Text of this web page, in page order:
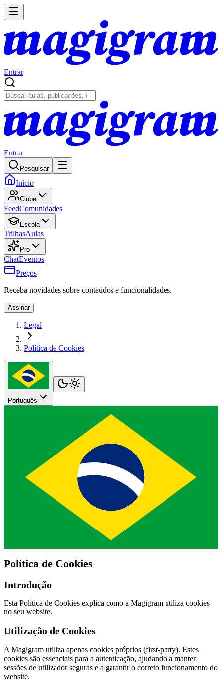
Entrar
Entrar
Pesquisar
Início
Clube
FeedComunidades
Escola
TrilhasAulas
Pro
ChatEventos
Preços
Receba novidades sobre conteúdos e funcionalidades.
Assinar
Legal
Política de Cookies
Português
Política de Cookies
Introdução
Esta Política de Cookies explica como a Magigram utiliza cookies
no seu website.
Utilização de Cookies
A Magigram utiliza apenas cookies próprios (first-party). Estes
cookies são essenciais para a autenticação, ajudando a manter
sessões de utilizador seguras e a garantir o correto funcionamento do
website.